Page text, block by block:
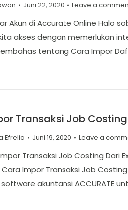
Juni 22, 2020 Leave a
Akun di Accurate Online Halo
akses dengan memerlukan
tentang Cara Impor
Transaksi Job
Efrelia Juni 19, 2020 Leave a
Transaksi Job Costing Dari
Impor Transaksi Job
akuntansi ACCURATE